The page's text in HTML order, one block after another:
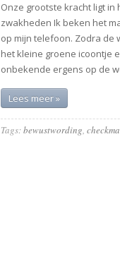
Onze grootste kracht ligt
zwakheden Ik beken het
op mijn telefoon. Zodra de
het kleine groene icoontje
onbekende ergens op de
Lees meer »
Tags:bewustwording,